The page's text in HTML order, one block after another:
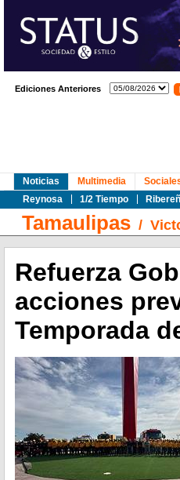
Ediciones Anteriores
Noticias
Reynosa
1/2 Tiempo
Multimedia
Tamaulipas /
Refuerza
acciones
Temporada